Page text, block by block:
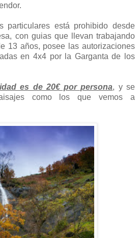
particulares está prohibido desde
con guias que llevan trabajando
13 años, posee las autorizaciones
en 4x4 por la Garganta de los
es de 20€ por persona, y se
como los que vemos a